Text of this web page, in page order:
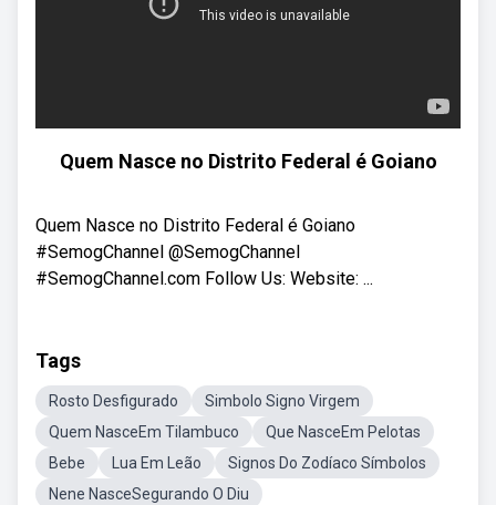
Quem Nasce no Distrito Federal é Goiano
Quem Nasce no Distrito Federal é Goiano
#SemogChannel @SemogChannel
#SemogChannel.com Follow Us: Website: ...
Tags
Rosto Desfigurado
Simbolo Signo Virgem
Quem NasceEm Tilambuco
Que NasceEm Pelotas
Bebe
Lua Em Leão
Signos Do Zodíaco Símbolos
Nene NasceSegurando O Diu